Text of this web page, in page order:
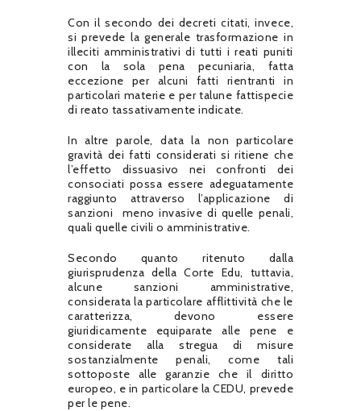
Con il secondo dei decreti citati, invece,
si prevede la generale trasformazione in
illeciti amministrativi di tutti i reati puniti
con la sola pena pecuniaria, fatta
eccezione per alcuni fatti rientranti in
particolari materie e per talune fattispecie
di reato tassativamente indicate.
In altre parole, data la non particolare
gravità dei fatti considerati si ritiene che
l’effetto dissuasivo nei confronti dei
consociati possa essere adeguatamente
raggiunto attraverso l’applicazione di
sanzioni
meno invasive di quelle penali,
quali quelle civili o amministrative.
Secondo quanto ritenuto dalla
giurisprudenza della Corte Edu, tuttavia,
alcune sanzioni amministrative,
considerata la particolare afflittività che le
caratterizza, devono essere
giuridicamente equiparate alle pene e
considerate alla stregua di misure
sostanzialmente penali, come tali
sottoposte alle garanzie che il diritto
europeo, e in particolare la CEDU, prevede
per le pene.